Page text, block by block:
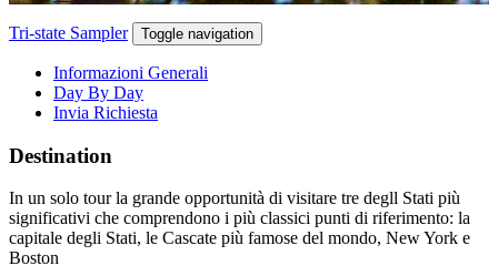
Tri-state Sampler Toggle navigation
Informazioni Generali
Day By Day
Invia Richiesta
Destination
In un solo tour la grande opportunità di visitare tre degll Stati più
significativi che comprendono i più classici punti di riferimento: la
capitale degli Stati, le Cascate più famose del mondo, New York e
Boston